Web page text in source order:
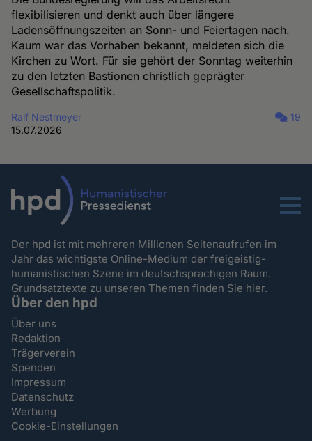
flexibilisieren und denkt auch über längere
Ladensöffnungszeiten an Sonn- und Feiertagen nach.
Kaum war das Vorhaben bekannt, meldeten sich die
Kirchen zu Wort. Für sie gehört der Sonntag weiterhin
zu den letzten Bastionen christlich geprägter
Gesellschaftspolitik.
Ralf Nestmeyer
15.07.2026
19
Menu
Der hpd ist mit mehreren Millionen Seitenaufrufen im
Jahr das wichtigste Online-Medium der freigeistig-
humanistischen Szene im deutschsprachigen Raum.
Grundsatztexte zu unseren Themenfinden Sie hier.
Über den hpd
Über uns
Redaktion
Trägerverein
Spenden
Impressum
Datenschutz
Werbung
Cookie-Einstellungen